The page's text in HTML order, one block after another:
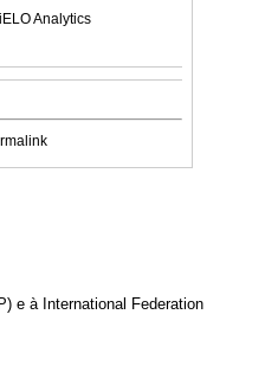
Analytics
e à International Federation